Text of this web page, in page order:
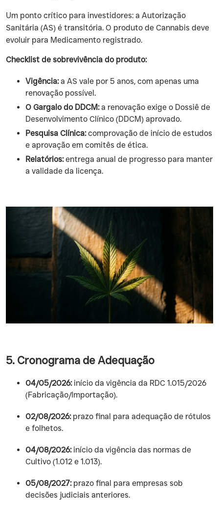
Um ponto crítico para investidores: a Autorização
Sanitária (AS) é transitória. O produto de Cannabis deve
evoluir para Medicamento registrado.
Checklist de sobrevivência do produto:
Vigência:a AS vale por 5 anos, com apenas uma
renovação possível.
O Gargalo do DDCM:a renovação exige o Dossiê de
Desenvolvimento Clínico (DDCM) aprovado.
Pesquisa Clínica:comprovação de início de estudos
e aprovação em comitês de ética.
Relatórios:entrega anual de progresso para manter
a validade da licença.
5. Cronograma de Adequação
04/05/2026:início da vigência da RDC 1.015/2026
(Fabricação/Importação).
02/08/2026:prazo final para adequação de rótulos
e folhetos.
04/08/2026:início da vigência das normas de
Cultivo (1.012 e 1.013).
05/08/2027:prazo final para empresas sob
decisões judiciais anteriores.